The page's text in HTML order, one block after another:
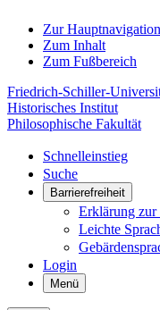
Zur Hauptnavigation
Zum Inhalt
Zum Fußbereich
Friedrich-Schiller-
Historisches Institut
Philosophische Fakultät
Schnelleinstieg
Suche
Barrierefreiheit
Erklärung
Leichte
Login
Menü